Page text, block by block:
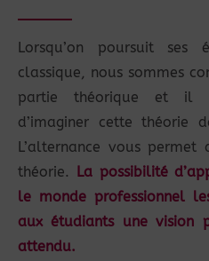
Lorsqu’on poursuit ses
classique, nous sommes
partie théorique et il
d’imaginer cette théorie
L’alternance vous
théorie.
La possibilité
le monde professionnel
aux étudiants une vision
attendu.